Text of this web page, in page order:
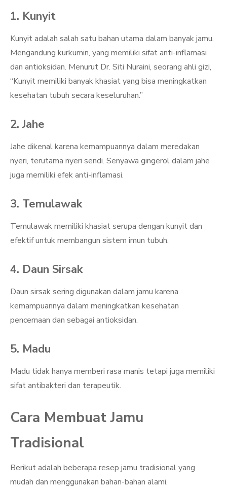
1. Kunyit
Kunyit adalah salah satu bahan utama dalam banyak jamu.
Mengandung kurkumin, yang memiliki sifat anti-inflamasi
dan antioksidan. Menurut Dr. Siti Nuraini, seorang ahli gizi,
“Kunyit memiliki banyak khasiat yang bisa meningkatkan
kesehatan tubuh secara keseluruhan.”
2. Jahe
Jahe dikenal karena kemampuannya dalam meredakan
nyeri, terutama nyeri sendi. Senyawa gingerol dalam jahe
juga memiliki efek anti-inflamasi.
3. Temulawak
Temulawak memiliki khasiat serupa dengan kunyit dan
efektif untuk membangun sistem imun tubuh.
4. Daun Sirsak
Daun sirsak sering digunakan dalam jamu karena
kemampuannya dalam meningkatkan kesehatan
pencernaan dan sebagai antioksidan.
5. Madu
Madu tidak hanya memberi rasa manis tetapi juga memiliki
sifat antibakteri dan terapeutik.
Cara Membuat Jamu
Tradisional
Berikut adalah beberapa resep jamu tradisional yang
mudah dan menggunakan bahan-bahan alami.